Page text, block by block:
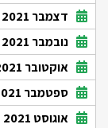
דצמבר 2021
נובמבר 2021
אוקטובר 2021
ספטמבר 2021
אוגוסט 2021